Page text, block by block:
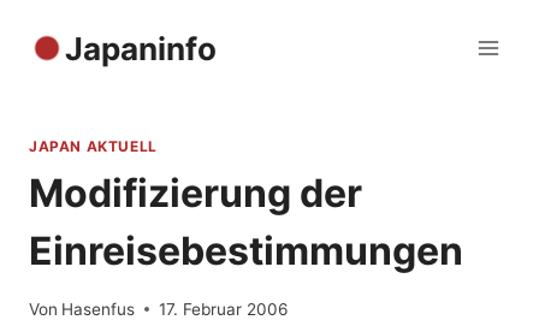
Inhalt
Japaninfo
JAPAN AKTUELL
Modifizierung der
Einreisebestimmungen
Von Hasenfus 17. Februar 2006